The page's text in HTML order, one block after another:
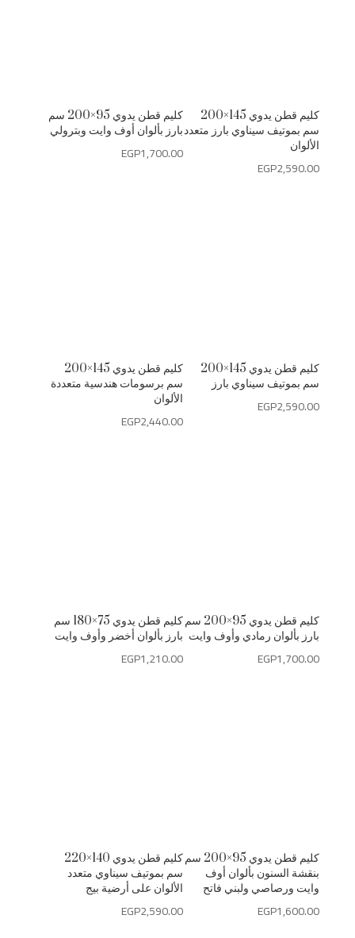
كليم قطن يدوي 95×200 سم
بارز بألوان أوف وايت وبترولي
EGP1,700.00
كليم قطن يدوي 145×200
سم بموتيف سيناوي بارز متعدد
الألوان
EGP2,590.00
كليم قطن يدوي 145×200
سم برسومات هندسية متعددة
الألوان
EGP2,440.00
كليم قطن يدوي 145×200
سم بموتيف سيناوي بارز
EGP2,590.00
كليم قطن يدوي 75×180 سم
بارز بألوان أخضر وأوف وايت
EGP1,210.00
كليم قطن يدوي 95×200 سم
بارز بألوان رمادي وأوف وايت
EGP1,700.00
كليم قطن يدوي 140×220
سم بموتيف سيناوي متعدد
الألوان على أرضية بيج
EGP2,590.00
كليم قطن يدوي 95×200 سم
بنقشة السنون بألوان أوف
وايت ورصاصي ولبني فاتح
EGP1,600.00